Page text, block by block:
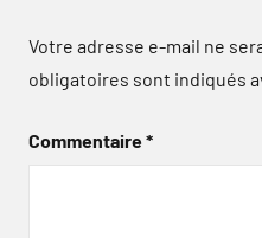
Votre adresse e-mail ne
obligatoires sont indiqués
Commentaire*